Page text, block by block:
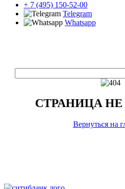
+ 7 (495) 150-52-00
Telegram
Whatsapp
СТРАНИЦА
Вернуться на